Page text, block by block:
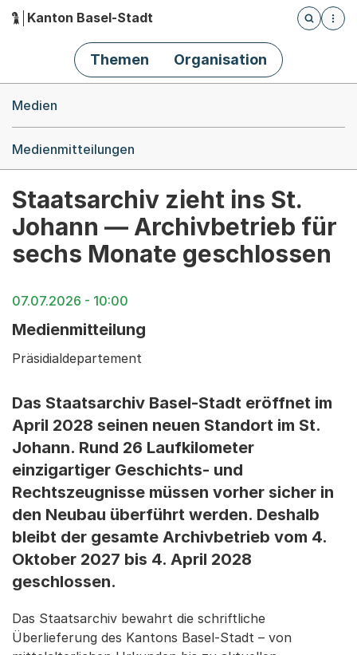
Hauptnavigation
Kanton Basel-Stadt
Öffnet
Themen Organisation
Medien
Medienmitteilungen
Staatsarchiv zieht ins St.
Johann — Archivbetrieb für
sechs Monate geschlossen
07.07.2026 - 10:00
Medienmitteilung
Präsidialdepartement
Das Staatsarchiv Basel-Stadt eröffnet im
April 2028 seinen neuen Standort im St.
Johann. Rund 26 Laufkilometer
einzigartiger Geschichts- und
Rechtszeugnisse müssen vorher sicher in
den Neubau überführt werden. Deshalb
bleibt der gesamte Archivbetrieb vom 4.
Oktober 2027 bis 4. April 2028
geschlossen.
Das Staatsarchiv bewahrt die schriftliche
Überlieferung des Kantons Basel-Stadt – von